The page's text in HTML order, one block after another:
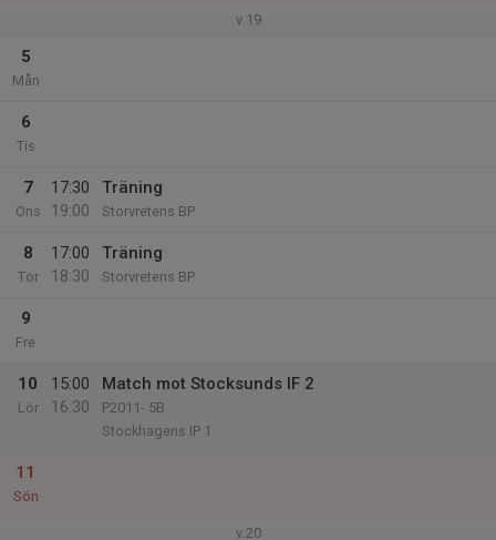
v.19
5
Mån
6
Tis
7
Ons
17:30
19:00
Träning
Storvretens BP
8
Tor
17:00
18:30
Träning
Storvretens BP
9
Fre
10
Lör
15:00
16:30
Match mot Stocksunds IF 2
P2011- 5B
Stockhagens IP 1
11
Sön
v.20